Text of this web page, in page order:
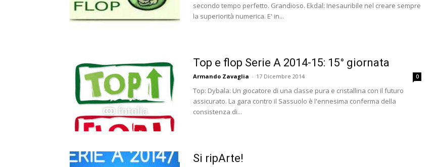
secondo tempo perfetto. Grandioso. Ekdal: Inesauribile nel creare sempre
la superiorità numerica. E' in...
Top e flop Serie A 2014-15: 15° giornata
Armando Zavaglia - 17 Dicembre 2014 0
Top: Dybala: Un giocatore di una classe pura e cristallina con il futuro
assicurato. La gara contro il Sassuolo è l'ennesima conferma della
consistenza di...
Si ripArte!